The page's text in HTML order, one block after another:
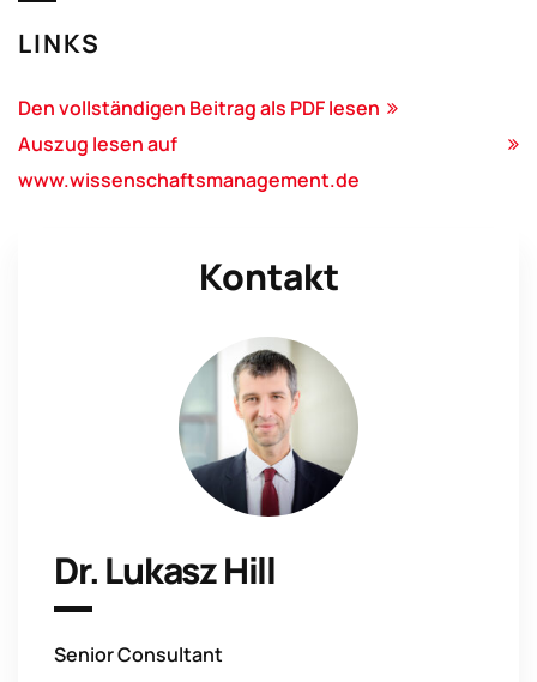
LINKS
Den vollständigen Beitrag als PDF lesen
Auszug lesen auf
www.wissenschaftsmanagement.de
Kontakt
Dr. Lukasz Hill
Senior Consultant